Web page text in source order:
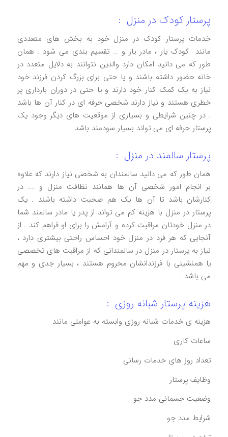
پرستار کودک در منزل :
خدمات پرستار کودک در منزل خود به بخش های متعددی
مانند کودک یار ، مادر یار و … تقسیم بندی می شود . همان
طور که می دانید امکان دارد والدین نتوانند به دلایل متعدد در
خانه حضور داشته باشند و یا حتی برای بزرگ کردن فرزند خود
نیاز به یک کمک کنار خود دارند و یا حتی در دوران بارداری پر
خطری هستند و نیاز دارند شخصی حرفه ای در کنار آن ها باشد
. در چنین شرایطی و بسیاری از موقعیت های دیگر وجود یک
پرستار حرفه ای می تواند بسیار سودمند باشد .
پرستار سالمند در منزل :
همان طور که می دانید سالمندان به شخصی نیاز دارند که علاوه
بر انجام امور شخصی آن ها همانند نظافت منزل و …. در
کنارشان باشد تا آن ها یک هم صحبت داشته باشند . یک
پرستار در منزل با هزینه کم می‌ تواند از پدر یا مادر سالمند شما
در منزل خودتان مراقبت کرده و آرامش را برای او فراهم کند . از
آنجایی که هر فرد در منزل خود احساس راحتی بیشتری دارد ،
نیاز به پرستار در منزل در سالمندانی که از مراقبت‌ های تخصصی
یا همنشینی با فرزندانشان محروم‌ هستند ، بسیار جدی و مهم
می باشد .
هزینه پرستار شبانه روزی :
هزینه ی خدمات شبانه روزی وابسته‌ به عواملی مانند
ساعات کاری
تعداد روز های خدمات رسانی
وظایف پرستار
وضعیت جسمانی مدد جو
شرایط مدد جو